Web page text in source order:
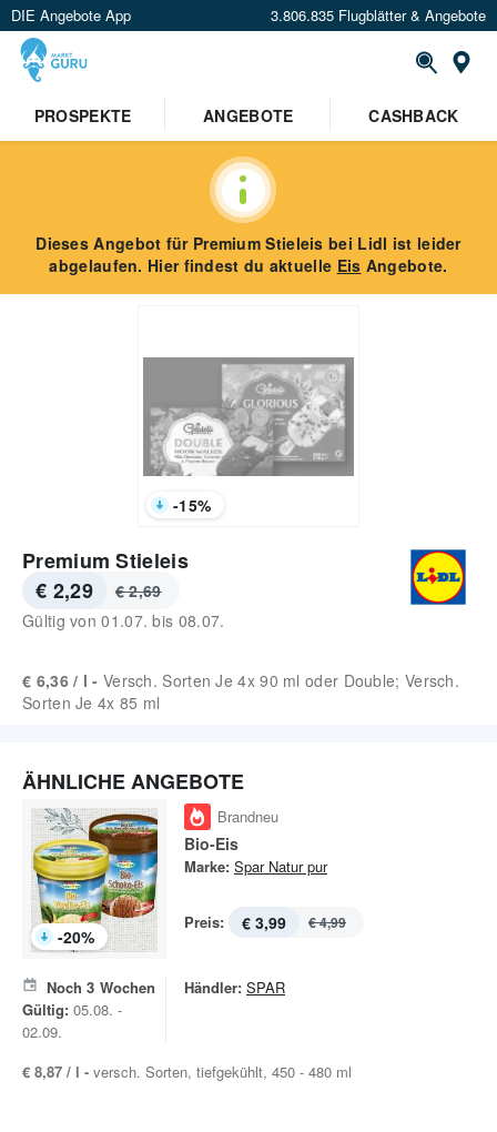
DIE Angebote App 3.806.835 Flugblätter & Angebote
PROSPEKTE
ANGEBOTE CASHBACK
Dieses Angebot für Premium Stieleis bei Lidl ist leider
abgelaufen. Hier findest du aktuelle Eis Angebote.
-15%
Premium Stieleis
€ 2,29
€ 2,69
Gültig von01.07. bis 08.07.
€ 6,36 / l - Versch. Sorten Je 4x 90 ml oder Double; Versch.
Sorten Je 4x 85 ml
ÄHNLICHE ANGEBOTE
-20%
Brandneu
Bio-Eis
Marke: Spar Natur pur
Preis: € 3,99 € 4,99
Noch 3 Wochen
Gültig: 05.08. -
02.09.
Händler: SPAR
€ 8,87 / l - versch. Sorten, tiefgekühlt, 450 - 480 ml